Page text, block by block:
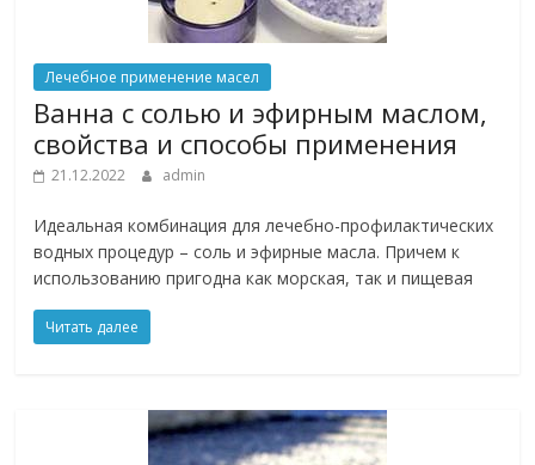
Лечебное применение масел
Ванна с солью и эфирным маслом,
свойства и способы применения
21.12.2022 admin
Идеальная комбинация для лечебно-профилактических
водных процедур – соль и эфирные масла. Причем к
использованию пригодна как морская, так и пищевая
Читать далее